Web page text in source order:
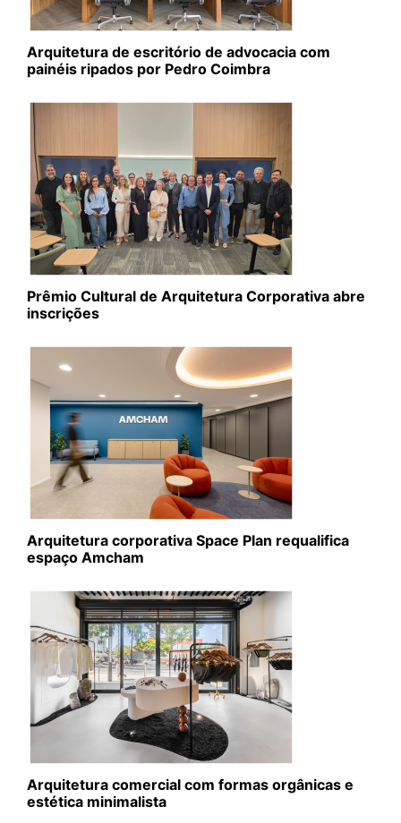
Arquitetura de escritório de advocacia com
painéis ripados por Pedro Coimbra
Prêmio Cultural de Arquitetura Corporativa abre
inscrições
Arquitetura corporativa Space Plan requalifica
espaço Amcham
Arquitetura comercial com formas orgânicas e
estética minimalista